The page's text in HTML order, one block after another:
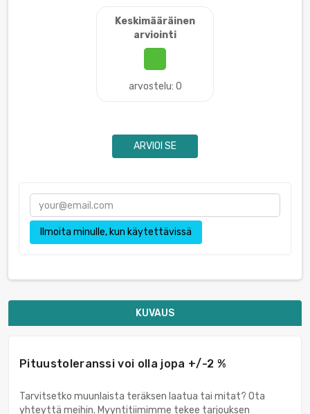
Keskimääräinen
arviointi
arvostelu: 0
ARVIOI SE
Ilmoita minulle, kun käytettävissä
KUVAUS
Pituustoleranssi voi olla jopa +/-2 %
Tarvitsetko muunlaista teräksen laatua tai mitat? Ota
yhteyttä meihin. Myyntitiimimme tekee tarjouksen